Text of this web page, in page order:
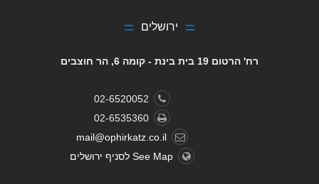
ירושלים
רח' הרטום 19 בית בינת - קומה 6, הר חוצבים
02-6520052
02-6535360
mail@ophirkatz.co.il
See Map לסניף ירושלים